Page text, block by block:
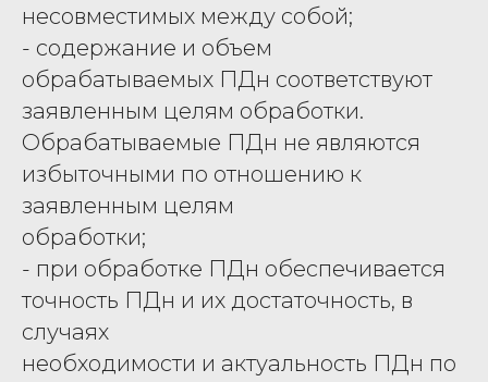
несовместимых между собой;
- содержание и объем
обрабатываемых ПДн соответствуют
заявленным целям обработки.
Обрабатываемые ПДн не являются
избыточными по отношению к
заявленным целям
обработки;
- при обработке ПДн обеспечивается
точность ПДн и их достаточность, в
случаях
необходимости и актуальность ПДн по